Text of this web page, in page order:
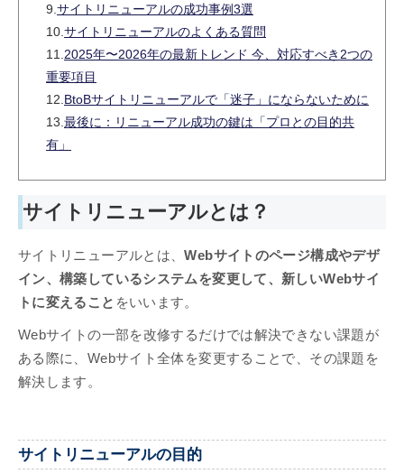
9. サイトリニューアルの成功事例3選
10. サイトリニューアルのよくある質問
11. 2025年〜2026年の最新トレンド 今、対応すべき2つの
重要項目
12. BtoBサイトリニューアルで「迷子」にならないために
13. 最後に：リニューアル成功の鍵は「プロとの目的共
有」
サイトリニューアルとは？
サイトリニューアルとは、Webサイトのページ構成やデザ
イン、構築しているシステムを変更して、新しいWebサイ
トに変えること をいいます。
Webサイトの一部を改修するだけでは解決できない課題が
ある際に、Webサイト全体を変更することで、その課題を
解決します。
サイトリニューアルの目的